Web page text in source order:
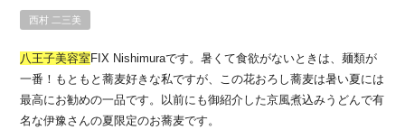
西村 二三美
八王子美容室 FIX Nishimuraです。暑くて食欲がないときは、麺類が
一番！もともと蕎麦好きな私ですが、この花おろし蕎麦は暑い夏には
最高にお勧めの一品です。以前にも御紹介した京風煮込みうどんで有
名な伊豫さんの夏限定のお蕎麦です。